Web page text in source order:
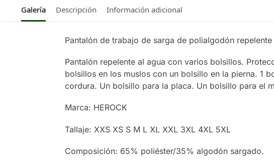
Galería Descripción Información adicional
Pantalón de trabajo de sarga de polialgodón repelente
Pantalón repelente al agua con varios bolsillos.
bolsillos en los muslos con un bolsillo en la pierna. 1
cordura. Un bolsillo para la placa. Un bolsillo para el
Marca: HEROCK
Tallaje: XXS XS S M L XL XXL 3XL 4XL 5XL
Composición: 65% poliéster/35% algodón sargado.